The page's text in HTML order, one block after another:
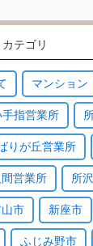
カテゴリ
マンション
手指営業所
りが丘営業所
間営業所 所
市 新座市
ふじみ野市